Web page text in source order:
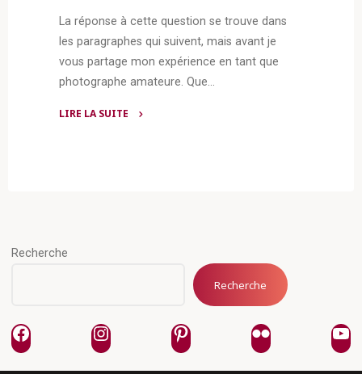
La réponse à cette question se trouve dans
les paragraphes qui suivent, mais avant je
vous partage mon expérience en tant que
photographe amateure. Que…
LIRE LA SUITE
Recherche
Recherche
FacebookInstagramPinterest Flickr